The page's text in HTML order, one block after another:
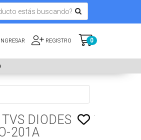
INGRESAR REGISTRO 0
DIODES
201A